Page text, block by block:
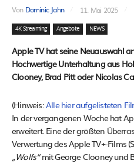
Von Dominic Jahn 11. Mai 2025
4K Streaming Angebote NEWS
Apple TV hat seine Neuauswahl
Hochwertige Unterhaltung aus
Clooney, Brad Pitt oder Nicolas
(Hinweis:Alle hier aufgelisteten
In der vergangenen Woche hat
erweitert. Eine der größten
Verwertung des Apple TV+-Films
„Wolfs“mit George Clooney und